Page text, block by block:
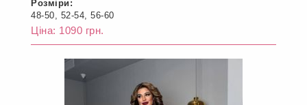
Розміри:
48-50, 52-54, 56-60
Ціна: 1090 грн.